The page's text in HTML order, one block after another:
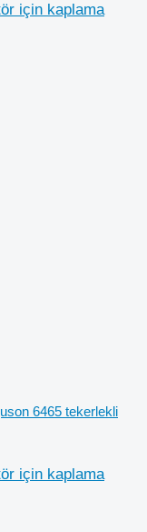
için kaplama
6465 tekerlekli
için kaplama